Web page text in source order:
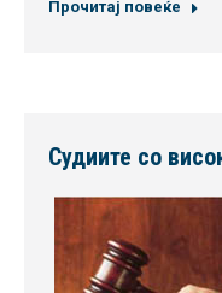
Прочитај повеќе
Судиите со